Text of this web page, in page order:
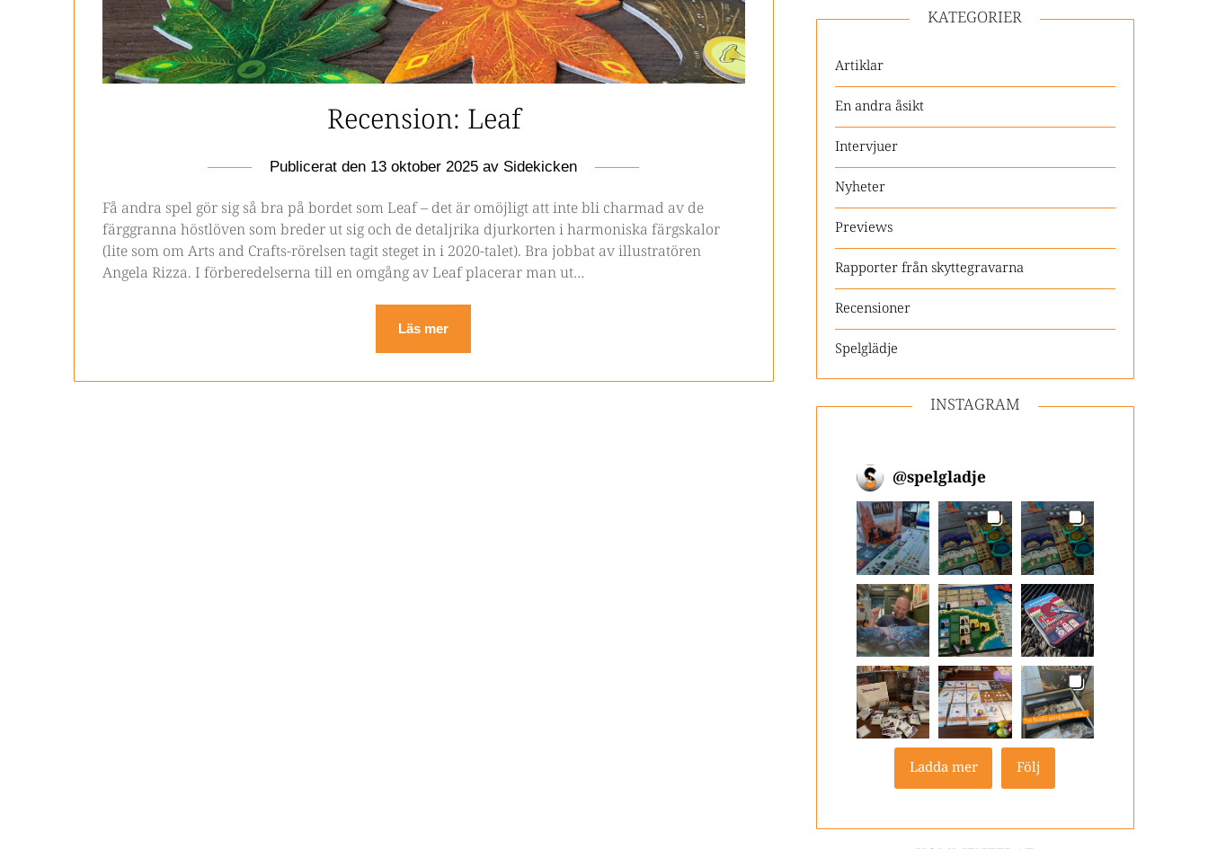
Recension: Leaf
Publicerat den 13 oktober 2025 av Sidekicken
Få andra spel gör sig så bra på bordet som Leaf – det är omöjligt att inte bli charmad av de
färggranna höstlöven som breder ut sig och de detaljrika djurkorten i harmoniska färgskalor
(lite som om Arts and Crafts-rörelsen tagit steget in i 2020-talet). Bra jobbat av illustratören
Angela Rizza. I förberedelserna till en omgång av Leaf placerar man ut…
Läs mer
KATEGORIER
Artiklar
En andra åsikt
Intervjuer
Nyheter
Previews
Rapporter från skyttegravarna
Recensioner
Spelglädje
INSTAGRAM
@spelgladje
Ladda mer Följ